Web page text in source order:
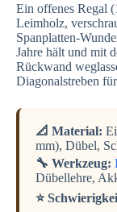
Ein offenes Regal
Leimholz,
Spanplatten-
Jahre hält und mit
Rückwand
Diagonalstreben
📐 Material:
mm), Dübel,
🔧 Werkzeug:
Dübellehre,
⭐